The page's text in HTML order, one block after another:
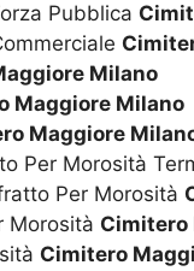
Pubblica
Milano
Maggiore Milano
Maggiore
Per Morosità
Per Morosità
Morosità Cimitero
Cimitero